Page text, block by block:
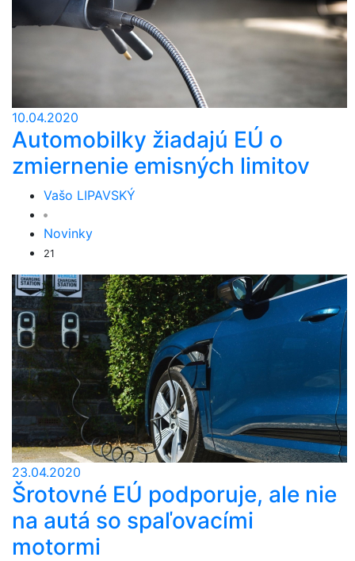
10.04.2020
Automobilky žiadajú EÚ o
zmiernenie emisných limitov
Vašo LIPAVSKÝ
Novinky
21
23.04.2020
Šrotovné EÚ podporuje, ale nie
na autá so spaľovacími
motormi